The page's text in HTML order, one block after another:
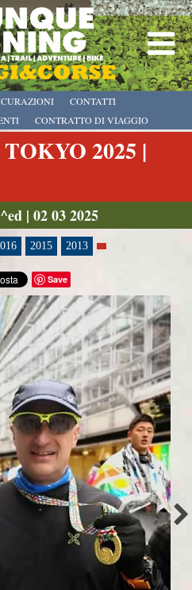
CONTRATTO DI VIAGGIO
CONTATTI
2025 |
| 02 03 2025
2015 2013
Save